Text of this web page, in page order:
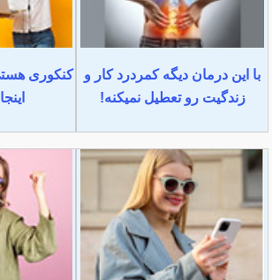
با این درمان دیگه کمردرد کار و
زندگیت رو تعطیل نمیکنه!
کنکوری